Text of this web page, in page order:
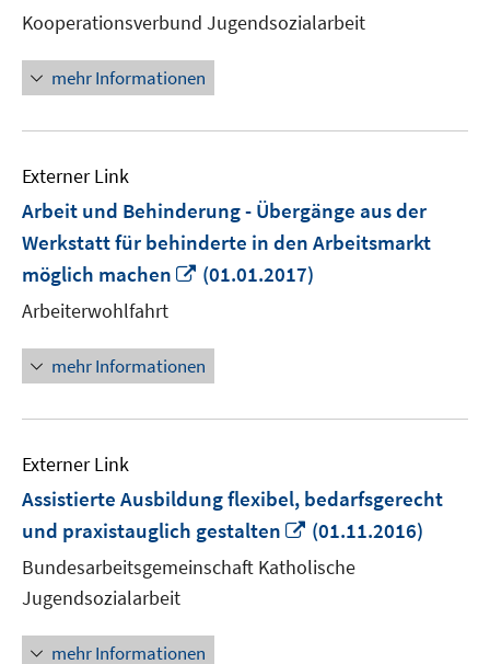
Kooperationsverbund Jugendsozialarbeit
mehr Informationen
Externer Link
Arbeit und Behinderung - Übergänge aus der
Werkstatt für behinderte in den Arbeitsmarkt
möglich machen
In
öffnen
(01.01.2017)
Arbeiterwohlfahrt
mehr Informationen
Externer Link
Assistierte Ausbildung flexibel, bedarfsgerecht
und praxistauglich gestalten
In
neuem
Fenster
(01.11.2016)
Bundesarbeitsgemeinschaft Katholische
Jugendsozialarbeit
mehr Informationen